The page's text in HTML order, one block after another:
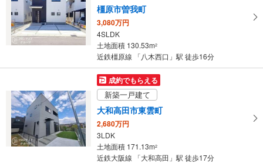
橿原市曽我町
3,080万円
4SLDK
土地面積 130.53m2
近鉄橿原線 「八木西口」駅 徒歩16分
成約でもらえる
新築一戸建て
大和高田市東雲町
2,680万円
3LDK
土地面積 171.13m2
近鉄大阪線 「大和高田」駅 徒歩17分